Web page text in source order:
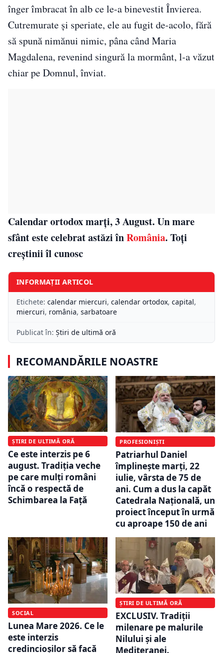
înger îmbracat în alb ce le-a binevestit Învierea.
Cutremurate și speriate, ele au fugit de-acolo, fără
să spună nimănui nimic, pâna când Maria
Magdalena, revenind singură la mormânt, l-a văzut
chiar pe Domnul, înviat.
Calendar ortodox marți, 3 August. Un mare
sfânt este celebrat astăzi înRomânia. Toți
creștinii îl cunosc
INFORMAȚII ARTICOL
Etichete: calendar miercuri, calendar ortodox, capital,
miercuri, românia, sarbatoare
Publicat în: Știri de ultimă oră
RECOMANDĂRILE NOASTRE
ȘTIRI DE ULTIMĂ ORĂ
Ce este interzis pe 6
august. Tradiția veche
pe care mulți români
încă o respectă de
Schimbarea la Față
PROFESIONIȘTI
Patriarhul Daniel
împlinește marți, 22
iulie, vârsta de 75 de
ani. Cum a dus la capăt
Catedrala Națională, un
proiect început în urmă
cu aproape 150 de ani
SOCIAL
Lunea Mare 2026. Ce le
este interzis
credincioșilor să facă
ȘTIRI DE ULTIMĂ ORĂ
EXCLUSIV. Tradiții
milenare pe malurile
Nilului și ale
Mediteranei.